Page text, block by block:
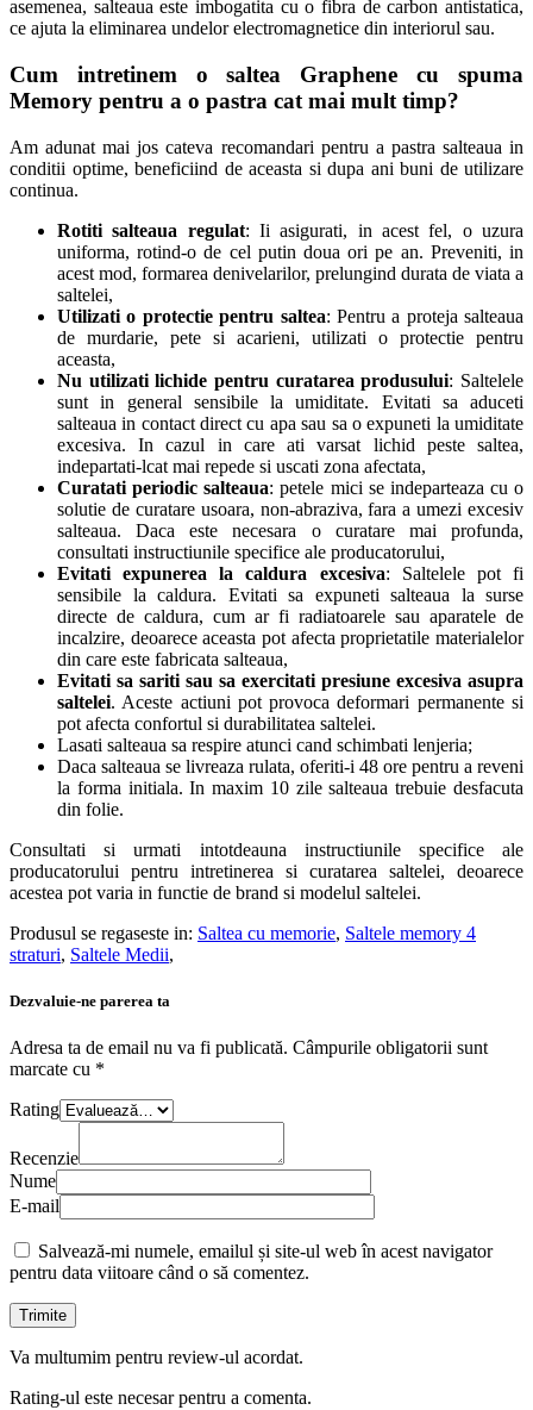
asemenea, salteaua este imbogatita cu o fibra de carbon antistatica,
ce ajuta la eliminarea undelor electromagnetice din interiorul sau.
Cum intretinem o saltea Graphene cu spuma
Memory pentru a o pastra cat mai mult timp?
Am adunat mai jos cateva recomandari pentru a pastra salteaua in
conditii optime, beneficiind de aceasta si dupa ani buni de utilizare
continua.
Rotiti salteaua regulat: Ii asigurati, in acest fel, o uzura
uniforma, rotind-o de cel putin doua ori pe an. Preveniti, in
acest mod, formarea denivelarilor, prelungind durata de viata a
saltelei,
Utilizati o protectie pentru saltea: Pentru a proteja salteaua
de murdarie, pete si acarieni, utilizati o protectie pentru
aceasta,
Nu utilizati lichide pentru curatarea produsului: Saltelele
sunt in general sensibile la umiditate. Evitati sa aduceti
salteaua in contact direct cu apa sau sa o expuneti la umiditate
excesiva. In cazul in care ati varsat lichid peste saltea,
indepartati-lcat mai repede si uscati zona afectata,
Curatati periodic salteaua: petele mici se indeparteaza cu o
solutie de curatare usoara, non-abraziva, fara a umezi excesiv
salteaua. Daca este necesara o curatare mai profunda,
consultati instructiunile specifice ale producatorului,
Evitati expunerea la caldura excesiva: Saltelele pot fi
sensibile la caldura. Evitati sa expuneti salteaua la surse
directe de caldura, cum ar fi radiatoarele sau aparatele de
incalzire, deoarece aceasta pot afecta proprietatile materialelor
din care este fabricata salteaua,
Evitati sa sariti sau sa exercitati presiune excesiva asupra
saltelei. Aceste actiuni pot provoca deformari permanente si
pot afecta confortul si durabilitatea saltelei.
Lasati salteaua sa respire atunci cand schimbati lenjeria;
Daca salteaua se livreaza rulata, oferiti-i 48 ore pentru a reveni
la forma initiala. In maxim 10 zile salteaua trebuie desfacuta
din folie.
Consultati si urmati intotdeauna instructiunile specifice ale
producatorului pentru intretinerea si curatarea saltelei, deoarece
acestea pot varia in functie de brand si modelul saltelei.
Produsul se regaseste in: Saltea cu memorie, Saltele memory 4
straturi, Saltele Medii,
Dezvaluie-ne parerea ta
Adresa ta de email nu va fi publicată. Câmpurile obligatorii sunt
marcate cu *
Rating
Recenzie
Nume
E-mail
Salvează-mi numele, emailul și site-ul web în acest navigator
pentru data viitoare când o să comentez.
Va multumim pentru review-ul acordat.
Rating-ul este necesar pentru a comenta.